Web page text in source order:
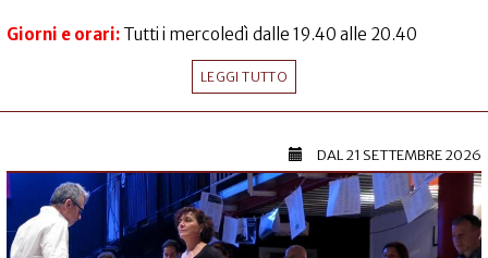
Giorni e orari: Tutti i mercoledì dalle 19.40 alle 20.40
LEGGI TUTTO
DAL21 SETTEMBRE 2026